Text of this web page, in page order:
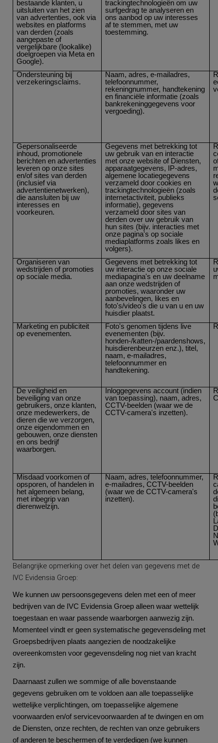
bestaande klanten, u
uitsluiten van het zien
van advertenties, ook via
websites en platforms
van derden (zoals
aangepaste of
vergelijkbare (lookalike)
doelgroepen via Meta en
Google).
trackingtechnologieën om uw
surfgedrag te analyseren en
ons aanbod op uw interesses
af te stemmen, met uw
toestemming.
Ondersteuning bij
verzekeringsclaims.
Naam, adres, e-mailadres,
telefoonnummer,
rekeningnummer, handtekening
en financiële informatie (zoals
bankrekeninggegevens voor
vergoeding).
Gepersonaliseerde
inhoud, promotionele
berichten en advertenties
leveren op onze sites
en/of sites van derden
(inclusief via
advertentienetwerken),
die aansluiten bij uw
interesses en
voorkeuren.
Gegevens met betrekking tot
uw gebruik van en interactie
met onze website of Diensten,
apparaatgegevens, IP-adres,
algemene locatiegegevens
verzameld door cookies en
trackingtechnologieën (zoals
internetactiviteit, publieks
informatie), gegevens
verzameld door sites van
derden over uw gebruik van
hun sites (bijv. interacties met
onze pagina's op sociale
mediaplatforms zoals likes en
volgers).
Organiseren van
wedstrijden of promoties
op sociale media.
Gegevens met betrekking tot
uw interactie op onze sociale
mediapagina's en uw deelname
aan onze wedstrijden of
promoties, waaronder uw
aanbevelingen, likes en
foto's/video's die u van u en uw
huisdier plaatst.
Marketing en publiciteit
op evenementen.
Foto's genomen tijdens live
evenementen (bijv.
honden-/katten-/paardenshows,
huisdierenbeurzen enz.), titel,
naam, e-mailadres,
telefoonnummer en
handtekening.
De veiligheid en
beveiliging van onze
gebruikers, onze klanten,
onze medewerkers, de
dieren die we verzorgen,
onze eigendommen en
gebouwen, onze diensten
en ons bedrijf
waarborgen.
Inloggegevens account (indien
van toepassing), naam, adres,
CCTV-beelden (waar we de
CCTV-camera's inzetten).
Misdaad voorkomen of
opsporen, of handelen in
het algemeen belang,
met inbegrip van
dierenwelzijn.
Naam, adres, telefoonnummer,
e-mailadres, CCTV-beelden
(waar we de CCTV-camera's
inzetten).
Belangrijke opmerking over het delen van gegevens met de
IVC Evidensia Groep:
We kunnen uw persoonsgegevens delen met een of meer
bedrijven van de IVC Evidensia Groep alleen waar wettelijk
toegestaan en waar passende waarborgen aanwezig zijn.
Momenteel vindt er geen systematische gegevensdeling met
Groepsbedrijven plaats aangezien de noodzakelijke
overeenkomsten voor gegevensdeling nog niet van kracht
zijn.
Daarnaast zullen we sommige of alle bovenstaande
gegevens gebruiken om te voldoen aan alle toepasselijke
wettelijke verplichtingen, om toepasselijke algemene
voorwaarden en/of servicevoorwaarden af te dwingen en om
de Diensten, onze rechten, de rechten van onze gebruikers
of anderen te beschermen of te verdedigen (we kunnen